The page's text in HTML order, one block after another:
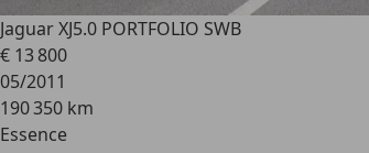
Jaguar XJ5.0 PORTFOLIO SWB
€ 13 800
05/2011
190 350 km
Essence